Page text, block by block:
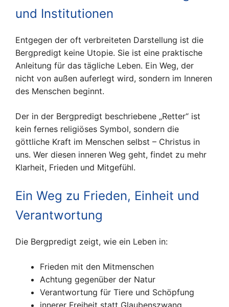
und Institutionen
Entgegen der oft verbreiteten Darstellung ist die
Bergpredigt keine Utopie. Sie ist eine praktische
Anleitung für das tägliche Leben. Ein Weg, der
nicht von außen auferlegt wird, sondern im Inneren
des Menschen beginnt.
Der in der Bergpredigt beschriebene „Retter“ ist
kein fernes religiöses Symbol, sondern die
göttliche Kraft im Menschen selbst – Christus in
uns. Wer diesen inneren Weg geht, findet zu mehr
Klarheit, Frieden und Mitgefühl.
Ein Weg zu Frieden, Einheit und
Verantwortung
Die Bergpredigt zeigt, wie ein Leben in:
Frieden mit den Mitmenschen
Achtung gegenüber der Natur
Verantwortung für Tiere und Schöpfung
innerer Freiheit statt Glaubenszwang